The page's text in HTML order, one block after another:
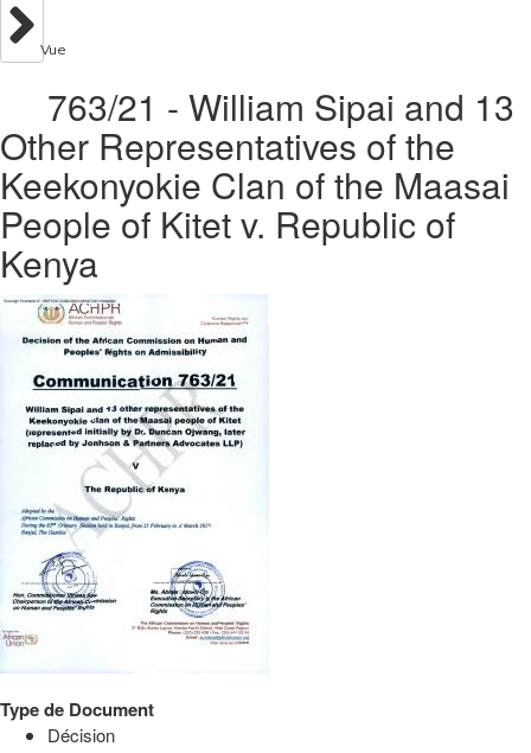
Vue
763/21 - William Sipai and 13
Other Representatives of the
Keekonyokie Clan of the Maasai
People of Kitet v. Republic of
Kenya
Type de Document
Décision